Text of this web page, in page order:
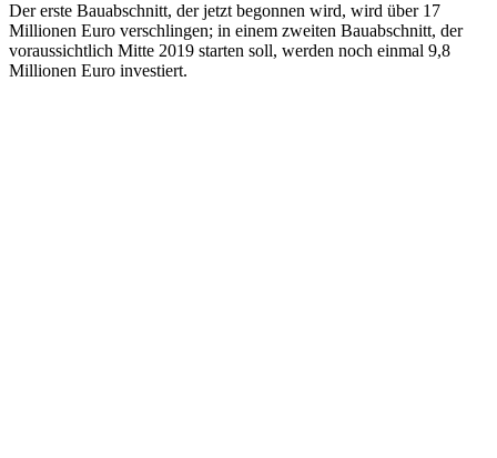
Der erste Bauabschnitt, der jetzt begonnen wird, wird über 17
Millionen Euro verschlingen; in einem zweiten Bauabschnitt, der
voraussichtlich Mitte 2019 starten soll, werden noch einmal 9,8
Millionen Euro investiert.